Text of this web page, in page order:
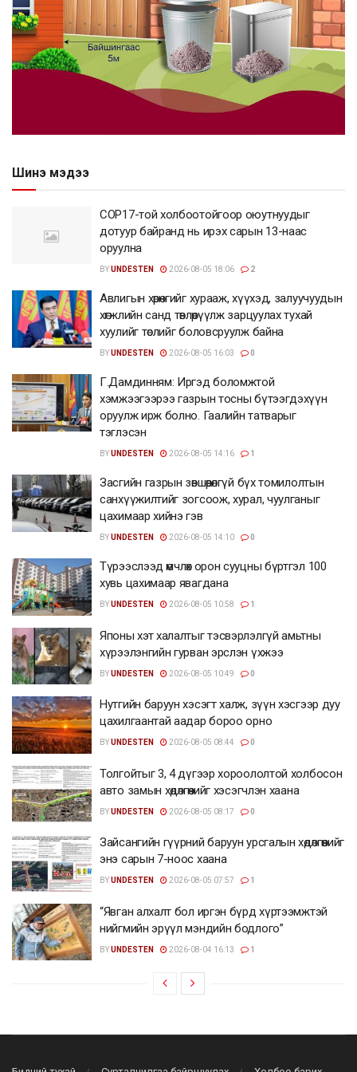
Шинэ мэдээ
COP17-той холбоотойгоор оюутнуудыг
дотуур байранд нь ирэх сарын 13-наас
оруулна
BYUNDESTEN 2026-08-05 18:06 2
Авлигын хөрөнгийг хурааж, хүүхэд, залуучуудын
хөгжлийн санд төвлөрүүлж зарцуулах тухай
хуулийг төслийг боловсруулж байна
BYUNDESTEN 2026-08-05 16:03 0
Г.Дамдинням: Иргэд боломжтой
хэмжээгээрээ газрын тосны бүтээгдэхүүн
оруулж ирж болно. Гаалийн татварыг
тэглэсэн
BYUNDESTEN 2026-08-05 14:16 1
Засгийн газрын зөвшөөрөлгүй бүх томилолтын
санхүүжилтийг зогсоож, хурал, чуулганыг
цахимаар хийнэ гэв
BYUNDESTEN 2026-08-05 14:10 0
Түрээслээд өмчлөх орон сууцны бүртгэл 100
хувь цахимаар явагдана
BYUNDESTEN 2026-08-05 10:58 1
Японы хэт халалтыг тэсвэрлэлгүй амьтны
хүрээлэнгийн гурван эрслэн үхжээ
BYUNDESTEN 2026-08-05 10:49 0
Нутгийн баруун хэсэгт халж, зүүн хэсгээр дуу
цахилгаантай аадар бороо орно
BYUNDESTEN 2026-08-05 08:44 0
Толгойтыг 3, 4 дүгээр хороололтой холбосон
авто замын хөдөлгөөнийг хэсэгчлэн хаана
BYUNDESTEN 2026-08-05 08:17 0
Зайсангийн гүүрний баруун урсгалын хөдөлгөөнийг
энэ сарын 7-ноос хаана
BYUNDESTEN 2026-08-05 07:57 1
“Явган алхалт бол иргэн бүрд хүртээмжтэй
нийгмийн эрүүл мэндийн бодлого”
BYUNDESTEN 2026-08-04 16:13 1